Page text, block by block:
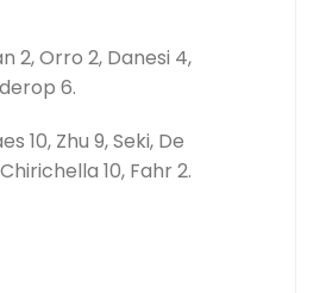
2, Orro 2, Danesi 4,
6.
10, Zhu 9, Seki, De
10, Fahr 2.